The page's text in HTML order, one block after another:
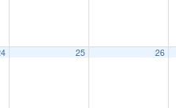
25 26